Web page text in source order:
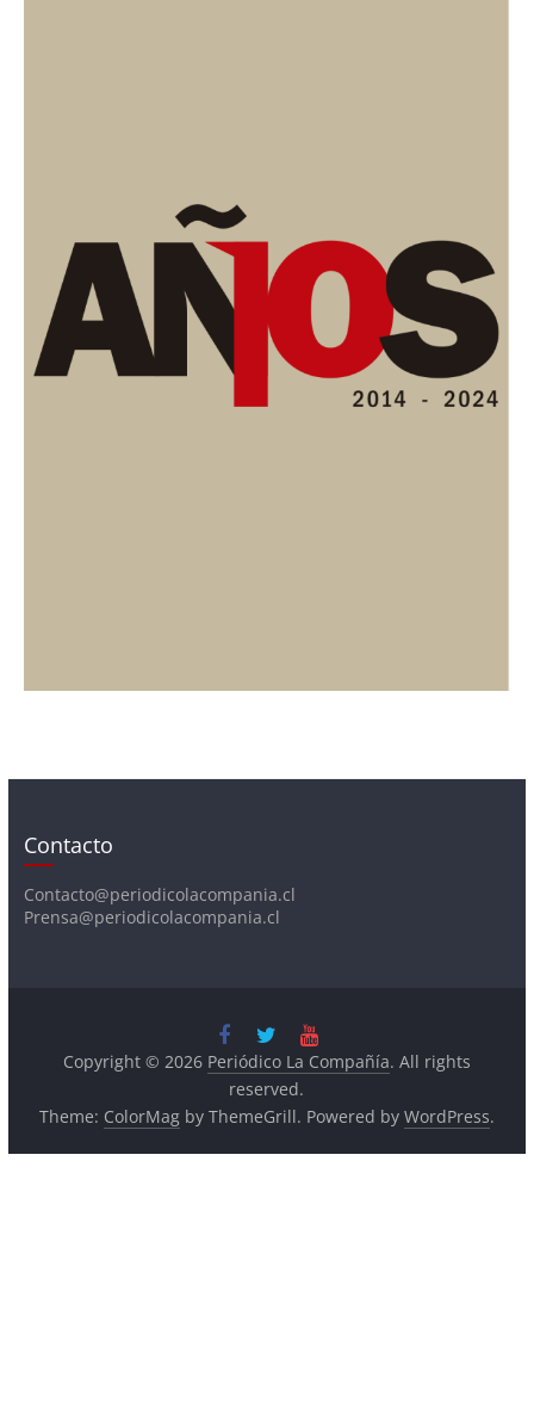
Contacto
Contacto@periodicolacompania.cl
Prensa@periodicolacompania.cl
Copyright © 2026 Periódico La Compañía. All rights
reserved.
Theme: ColorMagby ThemeGrill. Powered by WordPress.